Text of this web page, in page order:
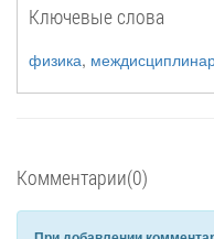
Ключевые слова
физика,
Комментарии(0)